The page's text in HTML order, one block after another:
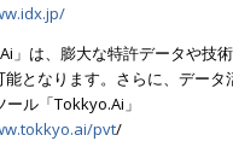
」は、膨大な特許データや
能となります。さらに、デー
ール「Tokkyo.Ai」
pvt/